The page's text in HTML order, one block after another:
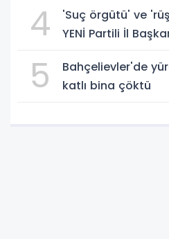
4
'Suç örgütü' ve
YENİ Partili İl
5
Bahçelievler'de
katlı bina çöktü